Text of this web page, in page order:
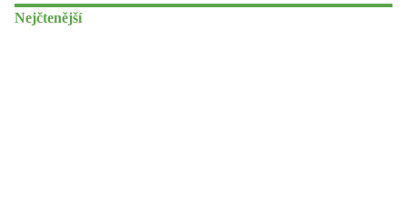
Nejčtenější